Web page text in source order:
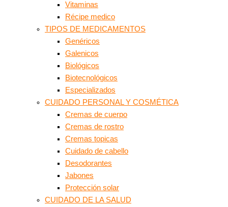
Vitaminas
Récipe medico
TIPOS DE MEDICAMENTOS
Genéricos
Galenicos
Biológicos
Biotecnológicos
Especializados
CUIDADO PERSONAL Y COSMÉTICA
Cremas de cuerpo
Cremas de rostro
Cremas topicas
Cuidado de cabello
Desodorantes
Jabones
Protección solar
CUIDADO DE LA SALUD